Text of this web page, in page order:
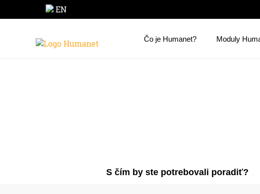
EN
Čo je Humanet? Moduly
S čím by ste potrebovali poradiť?